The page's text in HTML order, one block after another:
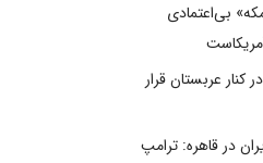
بی‌اعتمادی
عربستان قرار
در قاهره: ترامپ